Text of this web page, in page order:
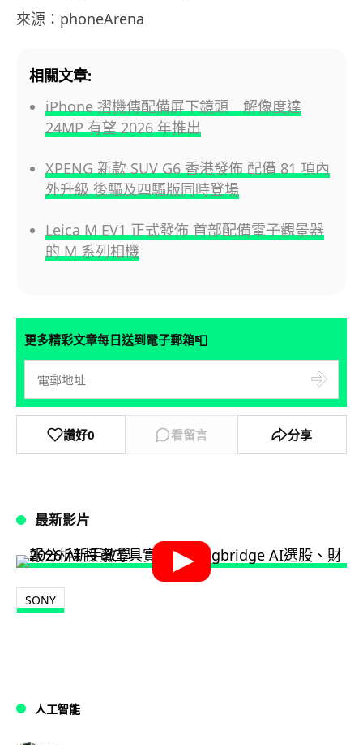
來源：phoneArena
相關文章:
iPhone 摺機傳配備屏下鏡頭 解像度達
24MP 有望 2026 年推出
XPENG 新款 SUV G6 香港發佈 配備 81 項內
外升級 後驅及四驅版同時登場
Leica M EV1 正式發佈 首部配備電子觀景器
的 M 系列相機
更多精彩文章每日送到電子郵箱📮
讚好0 看留言 分享
最新影片
SONY
人工智能